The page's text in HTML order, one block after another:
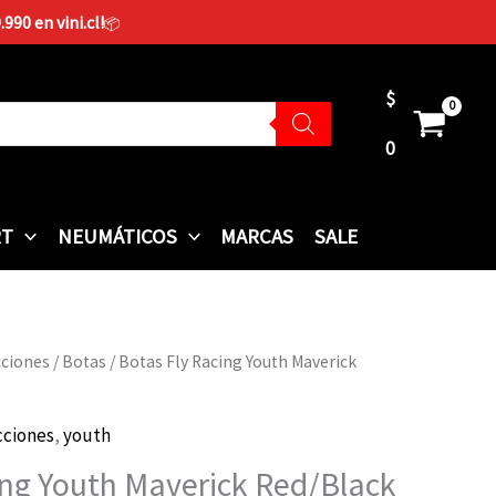
en vini.cl!📦
$
0
NEUMÁTICOS MARCAS SALE
/ Botas / Botas Fly Racing Youth Maverick
,youth
Youth Maverick Red/Black
El
precio
actual